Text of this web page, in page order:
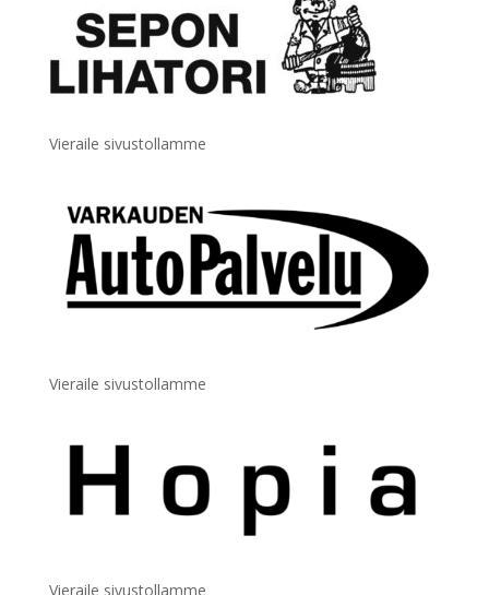
Vieraile sivustollamme
Vieraile sivustollamme
Vieraile sivustollamme